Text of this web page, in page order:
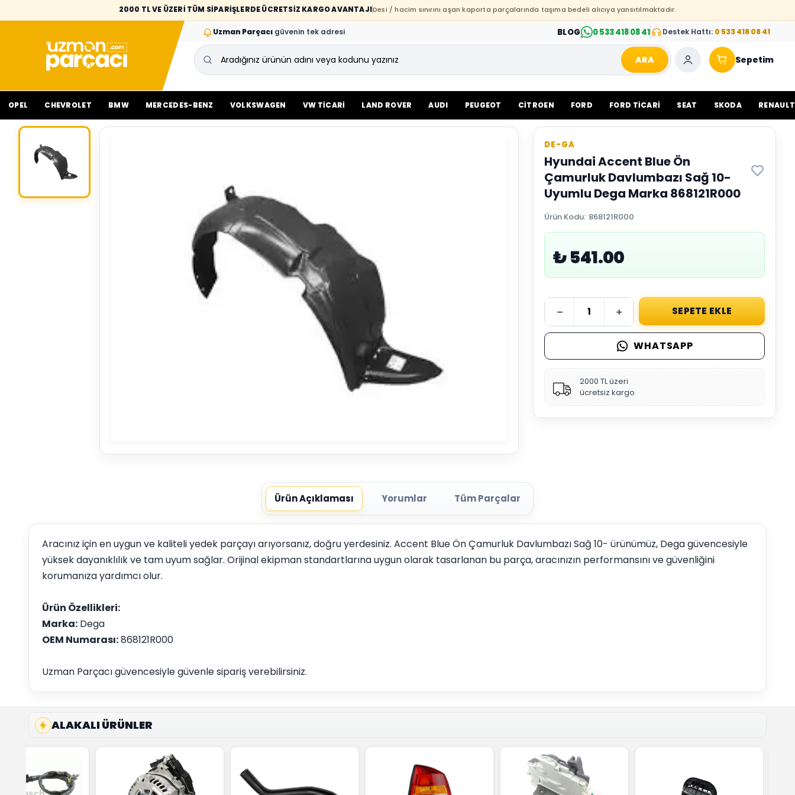
2000 TL VE ÜZERİ TÜM SİPARİŞLERDE ÜCRETSİZ KARGO AVANTAJIDesi / hacim sınırını aşan kaporta parçalarında taşıma bedeli alıcıya yansıtılmaktadır.
Uzman Parçacı güvenin tek adresi BLOG 0 533 418 08 41 Destek Hattı: 0 533 418 08 41
ARA Sepetim
OPEL CHEVROLET BMW MERCEDES-BENZ VOLKSWAGEN VW TİCARİ LAND ROVER AUDI PEUGEOT CİTROEN FORD FORD TİCARİ SEAT SKODA RENAULT
DE-GA
Hyundai Accent Blue Ön
Çamurluk Davlumbazı Sağ 10-
Uyumlu Dega Marka 868121R000
Ürün Kodu: 868121R000
₺ 541.00
SEPETE EKLE
WHATSAPP
2000 TL üzeri
ücretsiz kargo
Ürün Açıklaması Yorumlar Tüm Parçalar
Aracınız için en uygun ve kaliteli yedek parçayı arıyorsanız, doğru yerdesiniz. Accent Blue Ön Çamurluk Davlumbazı Sağ 10- ürünümüz, Dega güvencesiyle
yüksek dayanıklılık ve tam uyum sağlar. Orijinal ekipman standartlarına uygun olarak tasarlanan bu parça, aracınızın performansını ve güvenliğini
korumanıza yardımcı olur.
Ürün Özellikleri:
Marka: Dega
OEM Numarası:868121R000
Uzman Parçacı güvencesiyle güvenle sipariş verebilirsiniz.
ALAKALI ÜRÜNLER